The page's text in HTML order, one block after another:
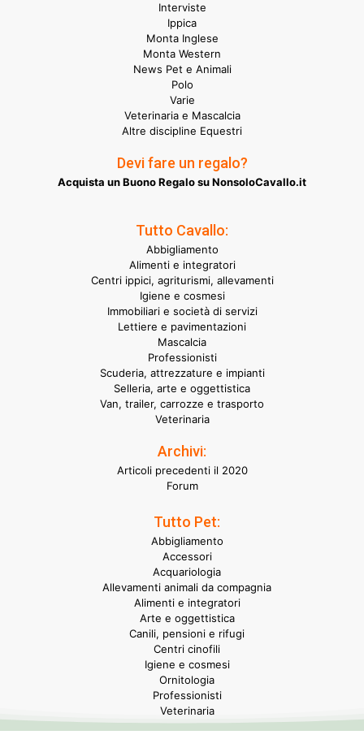
Interviste
Ippica
Monta Inglese
Monta Western
News Pet e Animali
Polo
Varie
Veterinaria e Mascalcia
Altre discipline Equestri
Devi fare un regalo?
Acquista un Buono Regalo su NonsoloCavallo.it
Tutto Cavallo:
Abbigliamento
Alimenti e integratori
Centri ippici, agriturismi, allevamenti
Igiene e cosmesi
Immobiliari e società di servizi
Lettiere e pavimentazioni
Mascalcia
Professionisti
Scuderia, attrezzature e impianti
Selleria, arte e oggettistica
Van, trailer, carrozze e trasporto
Veterinaria
Archivi:
Articoli precedenti il 2020
Forum
Tutto Pet:
Abbigliamento
Accessori
Acquariologia
Allevamenti animali da compagnia
Alimenti e integratori
Arte e oggettistica
Canili, pensioni e rifugi
Centri cinofili
Igiene e cosmesi
Ornitologia
Professionisti
Veterinaria